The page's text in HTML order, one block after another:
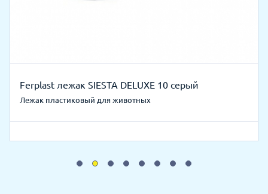
Ferplast лежак SIESTA DELUXE 10 серый
Лежак пластиковый для животных